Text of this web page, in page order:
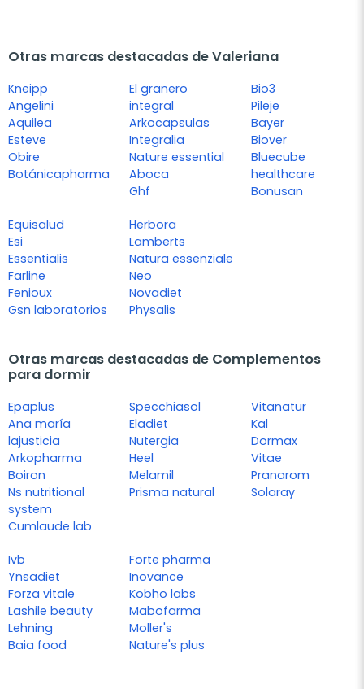
Otras marcas destacadas de Valeriana
Kneipp
Angelini
Aquilea
Esteve
Obire
Botánicapharma
El granero
integral
Arkocapsulas
Integralia
Nature essential
Aboca
Ghf
Bio3
Pileje
Bayer
Biover
Bluecube
healthcare
Bonusan
Equisalud
Esi
Essentialis
Farline
Fenioux
Gsn laboratorios
Herbora
Lamberts
Natura essenziale
Neo
Novadiet
Physalis
Otras marcas destacadas de Complementos
para dormir
Epaplus
Ana maría
lajusticia
Arkopharma
Boiron
Ns nutritional
system
Cumlaude lab
Specchiasol
Eladiet
Nutergia
Heel
Melamil
Prisma natural
Vitanatur
Kal
Dormax
Vitae
Pranarom
Solaray
Ivb
Ynsadiet
Forza vitale
Lashile beauty
Lehning
Baia food
Forte pharma
Inovance
Kobho labs
Mabofarma
Moller's
Nature's plus